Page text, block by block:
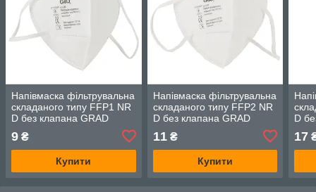
Напівмаска фільтрувальна
складаного типу FFP1 NR
D без клапана GRAD
9 ₴
Купити
Напівмаска фільтрувальна
складаного типу FFP2 NR
D без клапана GRAD
11₴
Купити
D
17